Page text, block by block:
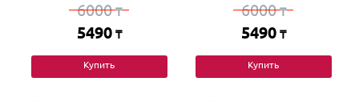
6000₸
5490 ₸
Купить
6000₸
5490 ₸
Купить